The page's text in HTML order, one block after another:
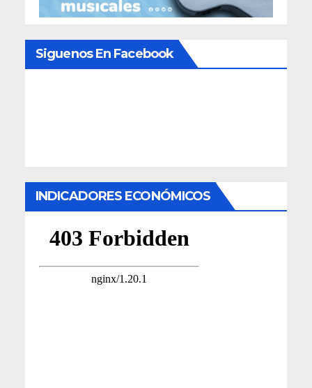
Siguenos En Facebook
INDICADORES ECONÓMICOS